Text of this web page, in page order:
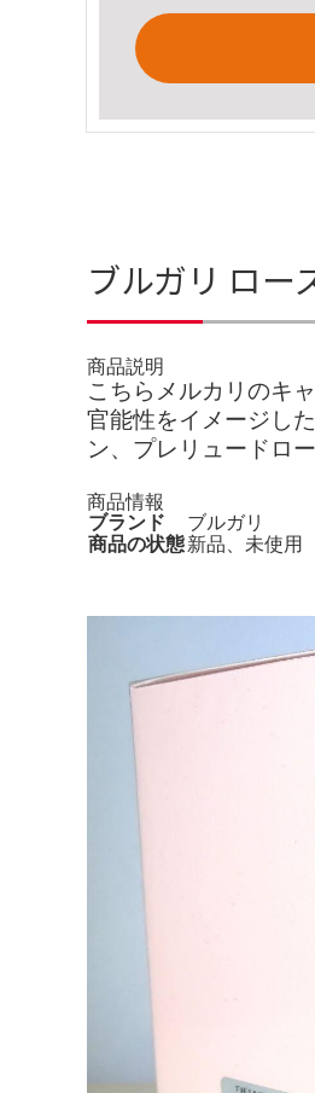
ブルガリ ロー
商品説明
こちらメルカリのキ
官能性をイメージし
ン、プレリュードロ
商品情報
ブランド
ブルガリ
商品の状態新品、未使用